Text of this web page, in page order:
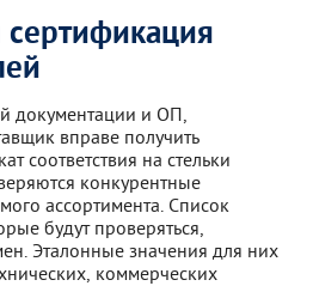
документации и ОП,
вправе получить
соответствия на стельки
конкурентные
ассортимента. Список
будут проверяться,
Эталонные значения для них
коммерческих